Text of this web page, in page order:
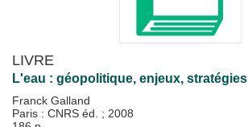
LIVRE
L'eau : géopolitique, enjeux, stratégies
Franck Galland
Paris : CNRS éd. ; 2008